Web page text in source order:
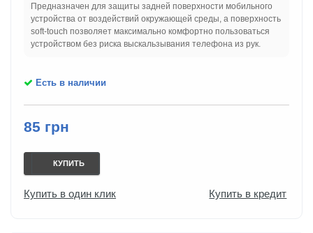
Предназначен для защиты задней поверхности мобильного
устройства от воздействий окружающей среды, а поверхность
soft-touch позволяет максимально комфортно пользоваться
устройством без риска выскальзывания телефона из рук.
Есть в наличии
85 грн
КУПИТЬ
Купить в один клик Купить в кредит